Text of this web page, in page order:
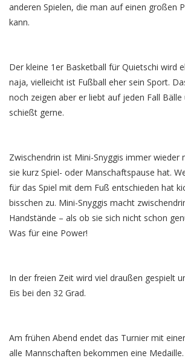
anderen Spielen, die man auf einen großen
kann.
Der kleine 1er Basketball für Quietschi wird
naja, vielleicht ist Fußball eher sein Sport.
noch zeigen aber er liebt auf jeden Fall
schießt gerne.
Zwischendrin ist Mini-Snyggis immer wieder
sie kurz Spiel- oder Manschaftspause hat.
für das Spiel mit dem Fuß entschieden hat
bisschen zu. Mini-Snyggis macht
Handstände – als ob sie sich nicht schon
Was für eine Power!
In der freien Zeit wird viel draußen gespielt
Eis bei den 32 Grad.
Am frühen Abend endet das Turnier mit
alle Mannschaften bekommen eine